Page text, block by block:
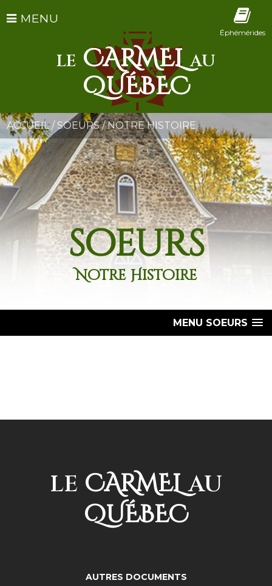
Éphémérides
MENU
LE CARMELAU
QUÉBEC
ACCUEIL /SOEURS /NOTRE HISTOIRE
soeurs
Notre Histoire
MENU SOEURS
LE CARMELAU
QUÉBEC
AUTRES DOCUMENTS